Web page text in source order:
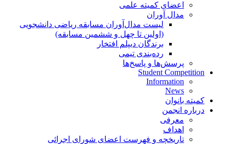
اعضای کمیته علمی
مدال آوران
لیست مدال‌آوران مسابقه ریاضی دانشجویی
(اولین تا چهل‌ و ششمین مسابقه)
برندگان دیپلم افتخار
رده‌بندی تیمی
پرسش‌ها و پاسخ‌ها
Student Competition
Information
News
کمیته بانوان
درباره انجمن
معرفی
اهداف
تاریخچه و فهرست اعضای شورای اجرائی